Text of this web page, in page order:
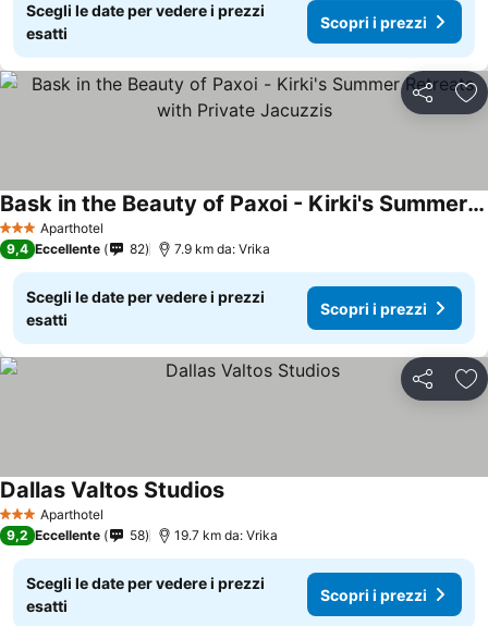
Scegli le date per vedere i prezzi
esatti
Scopri i prezzi
Condividi
3 StelleAparthotel
Bask in the Beauty of Paxoi - Kirki's Summer Retreats with Private Jacuzzis
9,4 Eccellente 82 7.9 km da: Vrika
Scegli le date per vedere i prezzi
esatti
Scopri i prezzi
Condividi
3 StelleAparthotel
Dallas Valtos Studios
9,2 Eccellente 58 19.7 km da: Vrika
Scegli le date per vedere i prezzi
esatti
Scopri i prezzi